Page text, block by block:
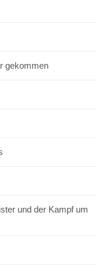
gekommen
und der Kampf um